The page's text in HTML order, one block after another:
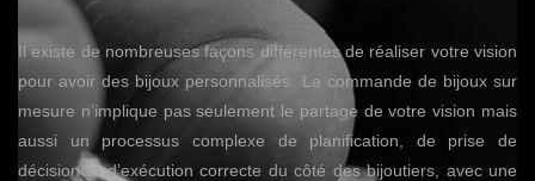
Il existe de nombreuses façons différentes de réaliser votre vision
pour avoir des bijoux personnalisés. La commande de bijoux sur
mesure n’implique pas seulement le partage de votre vision mais
aussi un processus complexe de planification, de prise de
décision et d’exécution correcte du côté des bijoutiers, avec une